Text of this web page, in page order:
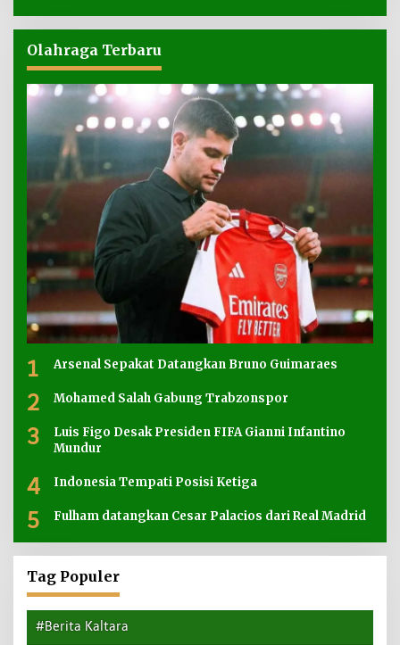
Olahraga Terbaru
1 Arsenal Sepakat Datangkan Bruno Guimaraes
2 Mohamed Salah Gabung Trabzonspor
3
Luis Figo Desak Presiden FIFA Gianni Infantino
Mundur
4 Indonesia Tempati Posisi Ketiga
5 Fulham datangkan Cesar Palacios dari Real Madrid
Tag Populer
#Berita Kaltara